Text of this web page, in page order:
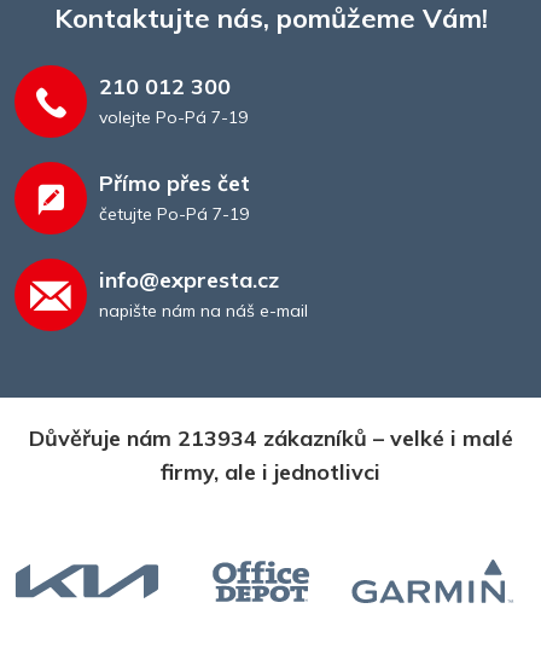
Kontaktujte nás, pomůžeme Vám!
210 012 300
volejte Po-Pá 7-19
Přímo přes čet
četujte Po-Pá 7-19
info@expresta.cz
napište nám na náš e-mail
Důvěřuje nám 213934 zákazníků – velké i malé
firmy, ale i jednotlivci